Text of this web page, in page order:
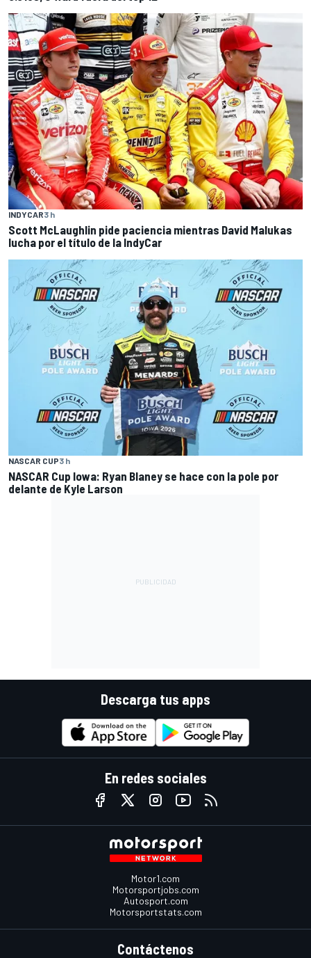
INDYCAR3 h
Scott McLaughlin pide paciencia mientras David Malukas
lucha por el título de la IndyCar
NASCAR CUP3 h
NASCAR Cup Iowa: Ryan Blaney se hace con la pole por
delante de Kyle Larson
Descarga tus apps
En redes sociales
Motor1.com
Motorsportjobs.com
Autosport.com
Motorsportstats.com
Contáctenos